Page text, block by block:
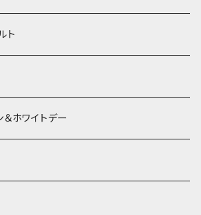
/ (旧)P-ball
TREE
ト
ホワイトデー